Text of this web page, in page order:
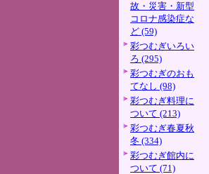
故・災害・新型
コロナ感染症な
ど (59)
彩つむぎいろい
ろ (295)
彩つむぎのおも
てなし (98)
彩つむぎ料理に
ついて (213)
彩つむぎ春夏秋
冬 (334)
彩つむぎ館内に
ついて (71)